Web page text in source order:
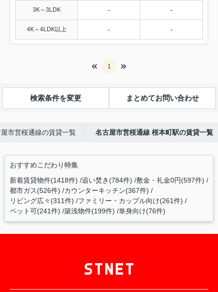
3K～3LDK - -
4K～4LDK以上 - -
1
検索条件を変更 まとめてお問い合わせ
市営桜通線の賃貸一覧 名古屋市営桜通線 桜本町駅の賃貸一覧
おすすめこだわり特集
新着賃貸物件(1418件) 追い焚き(784件) 敷金・礼金0円(597件)
都市ガス(526件) カウンターキッチン(367件)
リビング広々(311件) ファミリー・カップル向け(261件)
ペット可(241件) 築浅物件(199件) 単身向け(76件)